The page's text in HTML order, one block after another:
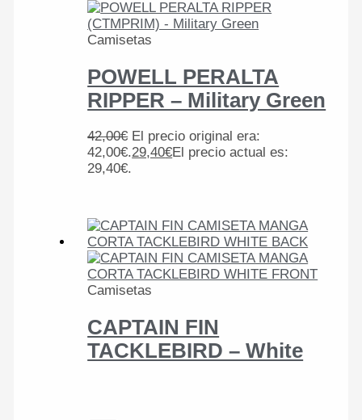
Camisetas
POWELL PERALTA
RIPPER – Military Green
42,00€ El precio original era:
42,00€.29,40€El precio actual es:
29,40€.
Camisetas
CAPTAIN FIN
TACKLEBIRD – White